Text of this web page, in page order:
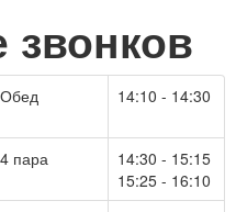
звонков
Обед 14:10 - 14:30
4 пара
14:30 - 15:15
15:25 - 16:10